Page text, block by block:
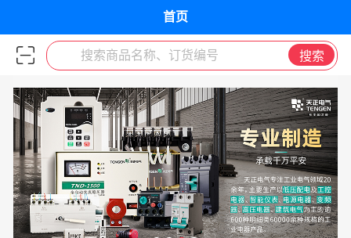
首页
搜索商品名称、订货编号 搜索
宏伟天马与网易严选达成品牌合作